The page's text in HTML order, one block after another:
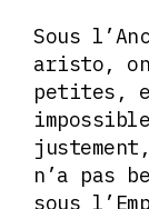
Sous
aristo,
petites,
n’a pas
sous